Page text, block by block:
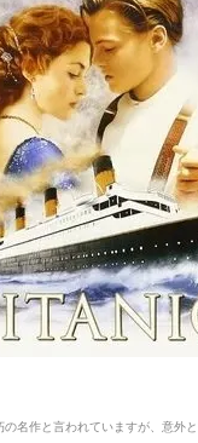
名作と言われていますが、意外